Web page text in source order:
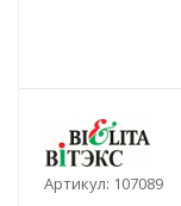
Артикул: 107089